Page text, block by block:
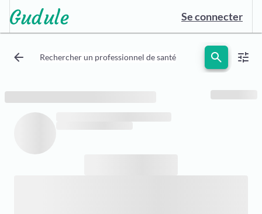
Se connecter
arrow_back Rechercher un professionnel de santé search tune